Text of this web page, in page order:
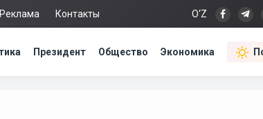
Реклама Контакты O‘Z
Президент Общество Экономика